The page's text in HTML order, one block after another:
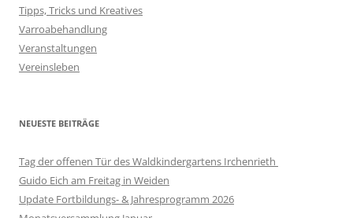
Tipps, Tricks und Kreatives
Varroabehandlung
Veranstaltungen
Vereinsleben
NEUESTE BEITRÄGE
Tag der offenen Tür des Waldkindergartens Irchenrieth
Guido Eich am Freitag in Weiden
Update Fortbildungs- & Jahresprogramm 2026